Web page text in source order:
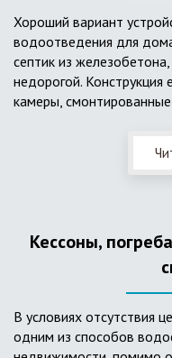
Хороший вариант
водоотведения для
септик из
недорогой. Конструкция
камеры,
слой дренажа,
требуется только
большую прочность по
Кессоны,
В условиях отсутствия
одним из способов